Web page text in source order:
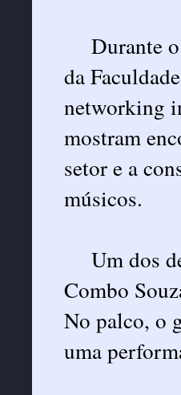
Durante
da
networking
mostram
setor e a
músicos.
Um dos
Combo
No palco, o
uma